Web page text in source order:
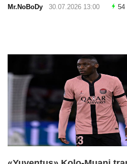
Mr.NoBoDy 30.07.2026 13:00 54